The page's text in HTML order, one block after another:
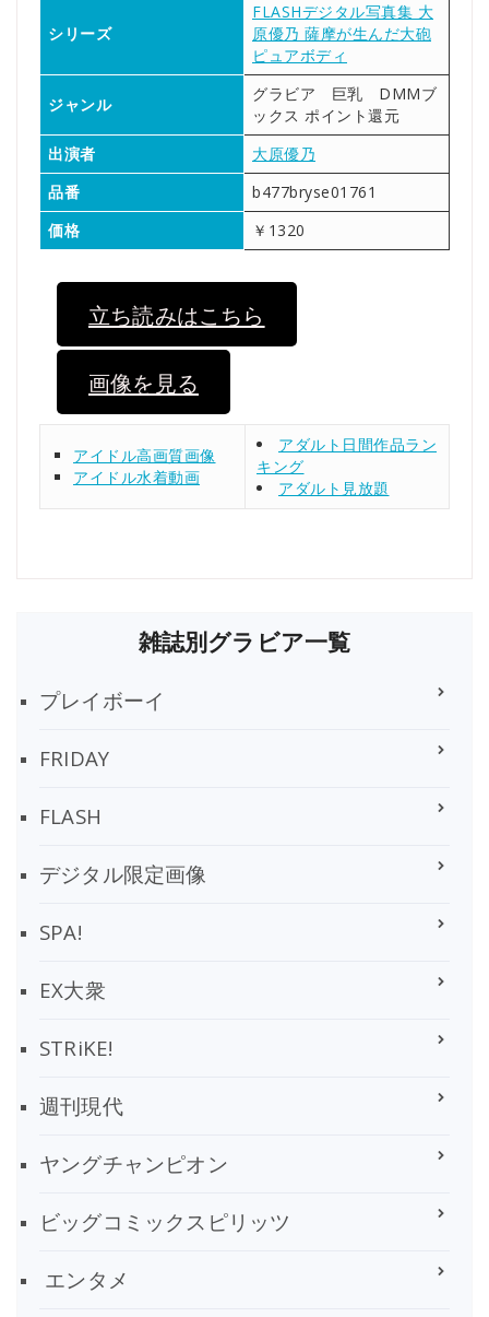
シリーズ
FLASHデジタル写真集 大
原優乃 薩摩が生んだ大砲
ピュアボディ
ジャンル
グラビア 巨乳 DMMブ
ックス ポイント還元
出演者
大原優乃
品番
b477bryse01761
価格
￥1320
立ち読みはこちら
画像を見る
アイドル高画質画像
アイドル水着動画
アダルト日間作品ラン
キング
アダルト見放題
雑誌別グラビア一覧
プレイボーイ
FRIDAY
FLASH
デジタル限定画像
SPA!
EX大衆
STRiKE!
週刊現代
ヤングチャンピオン
ビッグコミックスピリッツ
エンタメ